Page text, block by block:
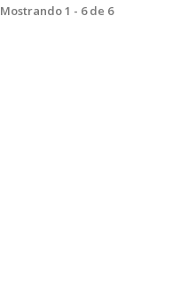
Mostrando 1 - 6 de 6